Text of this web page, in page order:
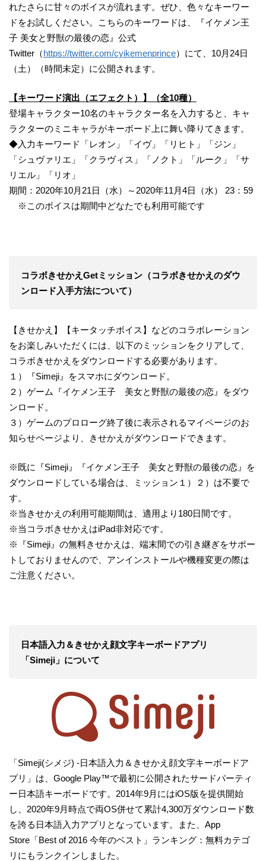
れたさらに甘々のボイスが流れます。ぜひ、色々なキーワー
ドをお試しください。こちらのキーワードは、『イケメン王
子 美女と野獣の最後の恋』公式
Twitter（https://twitter.com/cyikemenprince）にて、10月24日
（土）（時間未定）に公開されます。
【キーワード演出（エフェクト）】（全10種）
登場キャラクター10名のキャラクター名を入力すると、キャ
ラクターのミニキャラがキーボード上に舞い降りてきます。
◆入力キーワード「レオン」「イヴ」「リヒト」「ジン」
「シュヴァリエ」「クラヴィス」「ノクト」「ルーク」「サ
リエル」「リオ」
期間：2020年10月21日（水）～2020年11月4日（水） 23：59
※このボイスは期間中どなたでも利用可能です
コラボきせかえGetミッション（コラボきせかえのダウ
ンロード入手方法について）
【きせかえ】【キータッチボイス】などのコラボレーション
をお楽しみいただくには、以下のミッションをクリアして、
コラボきせかえをダウンロードする必要があります。
１）『Simeji』をスマホにダウンロード。
２）ゲーム『イケメン王子 美女と野獣の最後の恋』をダウ
ンロード。
３）ゲームのプロローグ終了後に表示されるマイページのお
知らせページより、きせかえがダウンロードできます。
※既に『Simeji』『イケメン王子 美女と野獣の最後の恋』を
ダウンロードしている場合は、ミッション１）２）は不要で
す。
※当きせかえの利用可能期間は、適用より180日間です。
※当コラボきせかえはiPad非対応です。
※『Simeji』の無料きせかえは、端末間での引き継ぎをサポー
トしておりませんので、アンインストールや機種変更の際は
ご注意ください。
日本語入力＆きせかえ顔文字キーボードアプリ
「Simeji」について
「Simeji(シメジ) -日本語入力＆きせかえ顔文字キーボードア
プリ」は、Google Play™で最初に公開されたサードパーティ
ー日本語キーボードです。2014年9月にはiOS版を提供開始
し、2020年9月時点で両OS併せて累計4,300万ダウンロード数
を誇る日本語入力アプリとなっています。また、App
Store「Best of 2016 今年のベスト」ランキング：無料カテゴ
リにもランクインしました。